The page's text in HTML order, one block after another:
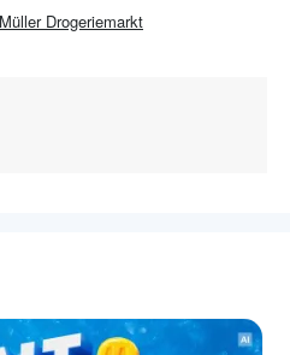
Müller Drogeriemarkt